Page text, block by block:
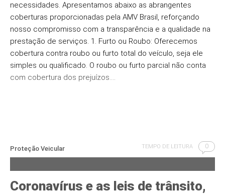
necessidades. Apresentamos abaixo as abrangentes
coberturas proporcionadas pela AMV Brasil, reforçando
nosso compromisso com a transparência e a qualidade na
prestação de serviços. 1. Furto ou Roubo: Oferecemos
cobertura contra roubo ou furto total do veículo, seja ele
simples ou qualificado. O roubo ou furto parcial não conta
com cobertura dos prejuízos.…
TEMPO DE LEITURA 0
Proteção Veicular
Coronavírus e as leis de trânsito,